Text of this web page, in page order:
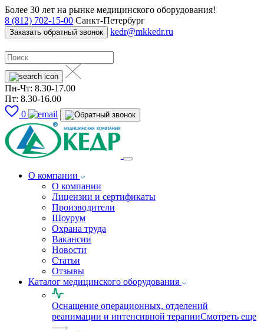
Более 30 лет на рынке медицинского оборудования!
8 (812) 702-15-00 Санкт-Петербург
Заказать обратный звонок kedr@mkkedr.ru
Пн-Чт: 8.30-17.00
Пт: 8.30-16.00
0
О компании
О компании
Лицензии и сертификаты
Производители
Шоурум
Охрана труда
Вакансии
Новости
Статьи
Отзывы
Каталог медицинского оборудования
Оснащение операционных, отделений
реанимации и интенсивной терапииСмотреть еще